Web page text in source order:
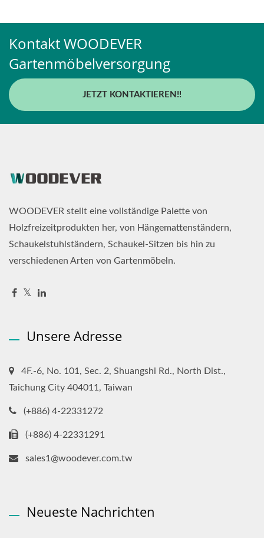
Kontakt WOODEVER
Gartenmöbelversorgung
JETZT KONTAKTIEREN!!
WOODEVER stellt eine vollständige Palette von
Holzfreizeitprodukten her, von Hängemattenständern,
Schaukelstuhlständern, Schaukel-Sitzen bis hin zu
verschiedenen Arten von Gartenmöbeln.
Unsere Adresse
4F.-6, No. 101, Sec. 2, Shuangshi Rd., North Dist.,
Taichung City 404011, Taiwan
(+886) 4-22331272
(+886) 4-22331291
sales1@woodever.com.tw
Neueste Nachrichten